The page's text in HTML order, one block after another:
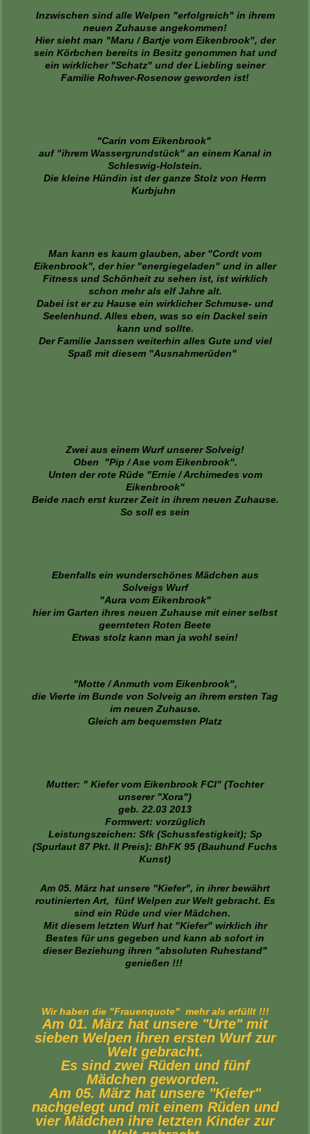
Inzwischen sind alle Welpen "erfolgreich" in ihrem
neuen Zuhause angekommen!
Hier sieht man "Maru / Bartje vom Eikenbrook", der
sein Körbchen bereits in Besitz genommen hat und
ein wirklicher "Schatz" und der Liebling seiner
Familie Rohwer-Rosenow geworden ist!
"Carin vom Eikenbrook"
auf "ihrem Wassergrundstück" an einem Kanal in
Schleswig-Holstein.
Die kleine Hündin ist der ganze Stolz von Herrn
Kurbjuhn
Man kann es kaum glauben, aber "Cordt vom
Eikenbrook", der hier "energiegeladen" und in aller
Fitness und Schönheit zu sehen ist, ist wirklich
schon mehr als elf Jahre alt.
Dabei ist er zu Hause ein wirklicher Schmuse- und
Seelenhund. Alles eben, was so ein Dackel sein
kann und sollte.
Der Familie Janssen weiterhin alles Gute und viel
Spaß mit diesem "Ausnahmerüden"
Zwei aus einem Wurf unserer Solveig!
Oben "Pip / Ase vom Eikenbrook".
Unten der rote Rüde "Ernie / Archimedes vom
Eikenbrook"
Beide nach erst kurzer Zeit in ihrem neuen Zuhause.
So soll es sein
Ebenfalls ein wunderschönes Mädchen aus
Solveigs Wurf
"Aura vom Eikenbrook"
hier im Garten ihres neuen Zuhause mit einer selbst
geernteten Roten Beete
Etwas stolz kann man ja wohl sein!
"Motte / Anmuth vom Eikenbrook",
die Vierte im Bunde von Solveig an ihrem ersten Tag
im neuen Zuhause.
Gleich am bequemsten Platz
Mutter: " Kiefer vom Eikenbrook FCI" (Tochter
unserer "Xora")
geb. 22.03 2013
Formwert: vorzüglich
Leistungszeichen: Sfk (Schussfestigkeit); Sp
(Spurlaut 87 Pkt. II Preis): BhFK 95 (Bauhund Fuchs
Kunst)
Am 05. März hat unsere "Kiefer", in ihrer bewährt
routinierten Art, fünf Welpen zur Welt gebracht. Es
sind ein Rüde und vier Mädchen.
Mit diesem letzten Wurf hat "Kiefer" wirklich ihr
Bestes für uns gegeben und kann ab sofort in
dieser Beziehung ihren "absoluten Ruhestand"
genießen !!!
Wir haben die "Frauenquote" mehr als erfüllt !!!
Am 01. März hat unsere "Urte" mit
sieben Welpen ihren ersten Wurf zur
Welt gebracht.
Es sind zwei Rüden und fünf
Mädchen geworden.
Am 05. März hat unsere "Kiefer"
nachgelegt und mit einem Rüden und
vier Mädchen ihre letzten Kinder zur